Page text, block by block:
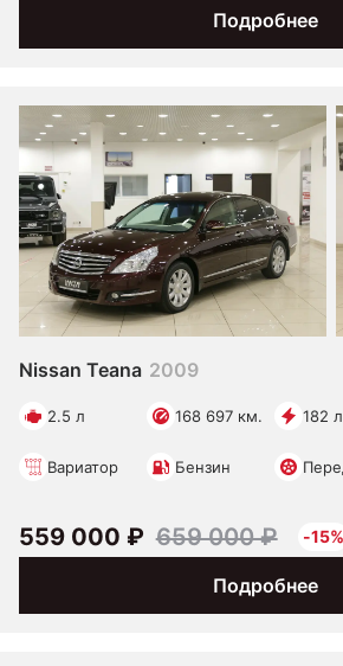
Подробнее
Nissan Teana 2009
2.5 л 168 697 км. 182
Вариатор Бензин
Подробнее
559 000 ₽ 659 000 ₽ -15%